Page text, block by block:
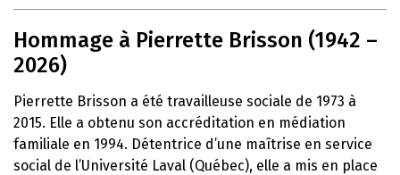
Hommage à Pierrette Brisson (1942 –
2026)
Pierrette Brisson a été travailleuse sociale de 1973 à
2015. Elle a obtenu son accréditation en médiation
familiale en 1994. Détentrice d’une maîtrise en service
social de l’Université Laval (Québec), elle a mis en place